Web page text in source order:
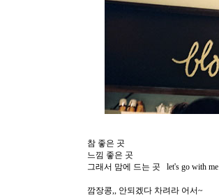
참 좋은 곳
느낌 좋은 곳
그래서 맘에 드는 곳 let's go with me
깜장콩,, 안되겠다 차려라 어서~